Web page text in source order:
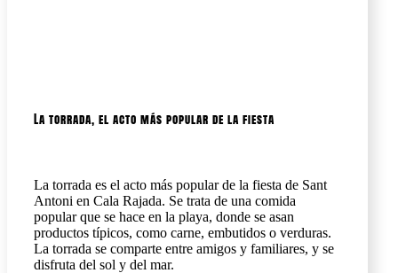
La torrada, el acto más popular de la fiesta
La torrada es el acto más popular de la fiesta de Sant
Antoni en Cala Rajada. Se trata de una comida
popular que se hace en la playa, donde se asan
productos típicos, como carne, embutidos o verduras.
La torrada se comparte entre amigos y familiares, y se
disfruta del sol y del mar.